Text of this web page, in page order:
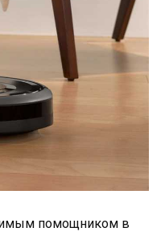
помощником в